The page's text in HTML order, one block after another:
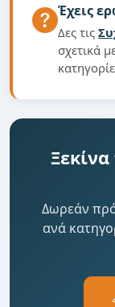
Έχεις
Δες τις
σχετικά
Δωρεάν
ανά